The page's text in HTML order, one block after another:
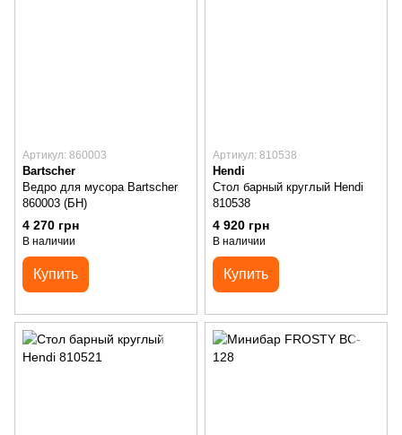
Артикул: 860003
Bartscher
Ведро для мусора Bartscher
860003 (БН)
4 270 грн
В наличии
Купить
Артикул: 810538
Hendi
Стол барный круглый Hendi
810538
4 920 грн
В наличии
Купить